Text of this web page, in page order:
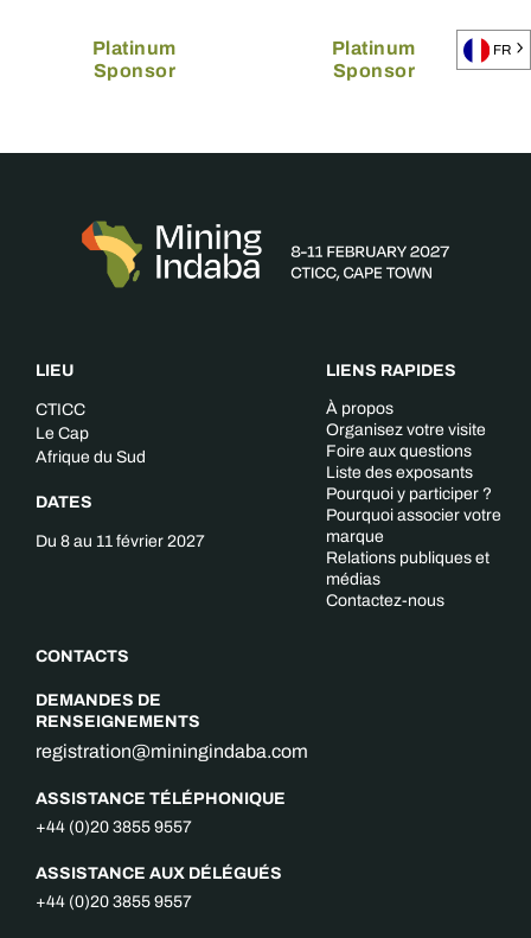
Platinum
Sponsor
Platinum
Sponsor
LIEU
CTICC
Le Cap
Afrique du Sud
DATES
Du 8 au 11 février 2027
CONTACTS
DEMANDES DE
RENSEIGNEMENTS
registration@miningindaba.com
ASSISTANCE TÉLÉPHONIQUE
+44 (0)20 3855 9557
ASSISTANCE AUX DÉLÉGUÉS
+44 (0)20 3855 9557
LIENS RAPIDES
À propos
Organisez votre visite
Foire aux questions
Liste des exposants
Pourquoi y participer ?
Pourquoi associer votre
marque
Relations publiques et
médias
Contactez-nous
FR